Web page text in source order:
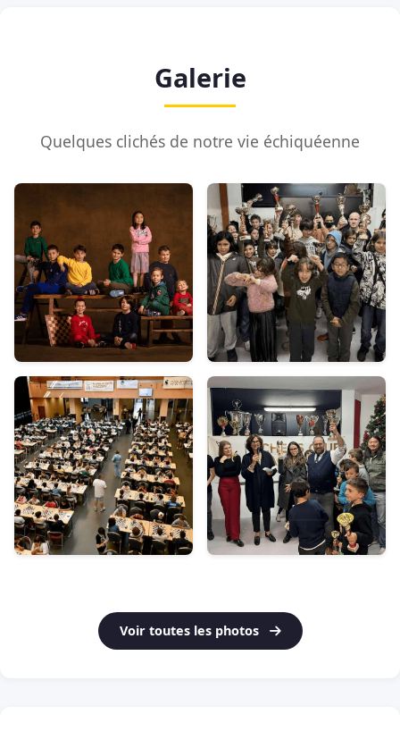
Galerie
Quelques clichés de notre vie échiquéenne
Voir toutes les photos